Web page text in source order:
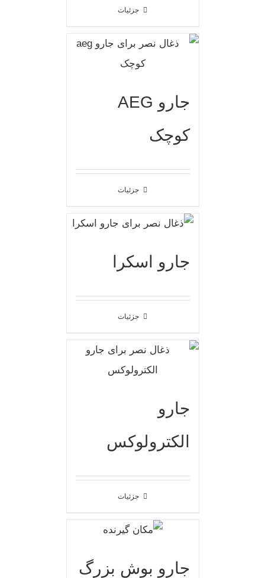
جزئیات
جارو AEG
کوچک
جزئیات
جارو اسکرا
جزئیات
جارو
الکترولوکس
جزئیات
جارو بوش بزرگ